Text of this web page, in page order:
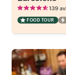
139
FOOD TOUR